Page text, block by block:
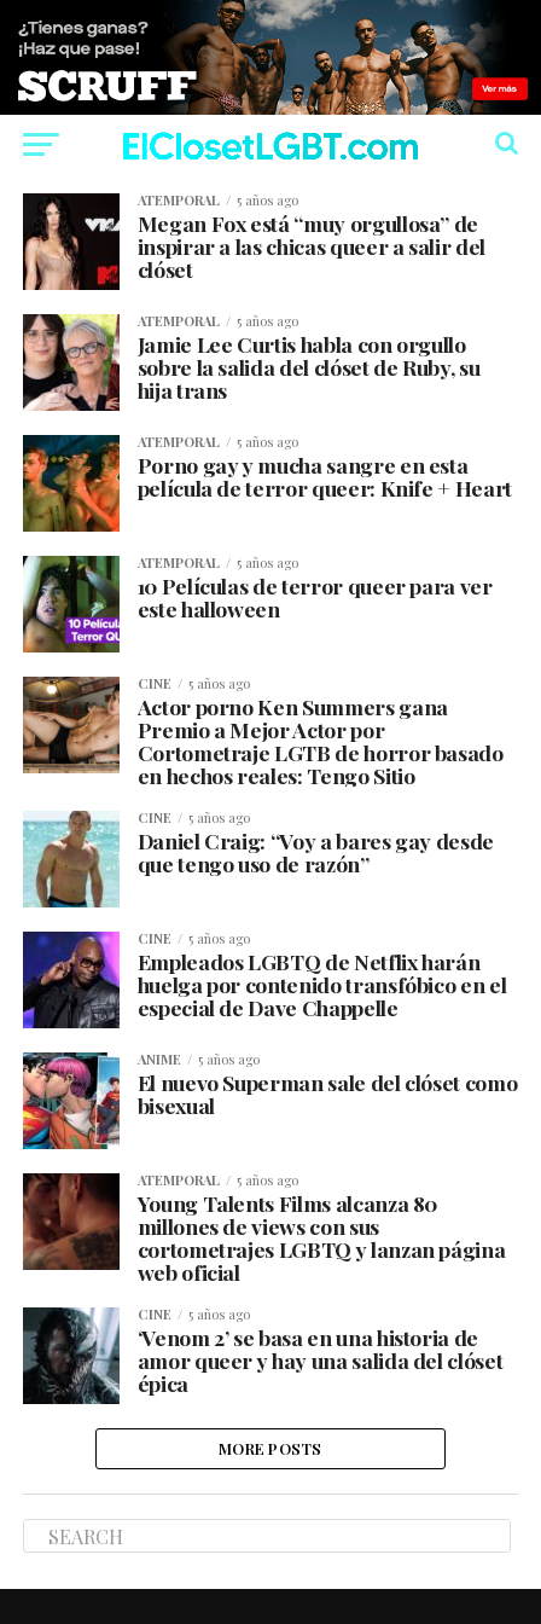
ATEMPORAL 5 años ago
Megan Fox está “muy orgullosa” de
inspirar a las chicas queer a salir del
clóset
ATEMPORAL 5 años ago
Jamie Lee Curtis habla con orgullo
sobre la salida del clóset de Ruby, su
hija trans
ATEMPORAL 5 años ago
Porno gay y mucha sangre en esta
película de terror queer: Knife + Heart
ATEMPORAL 5 años ago
10 Películas de terror queer para ver
este halloween
CINE 5 años ago
Actor porno Ken Summers gana
Premio a Mejor Actor por
Cortometraje LGTB de horror basado
en hechos reales: Tengo Sitio
CINE 5 años ago
Daniel Craig: “Voy a bares gay desde
que tengo uso de razón”
CINE 5 años ago
Empleados LGBTQ de Netflix harán
huelga por contenido transfóbico en el
especial de Dave Chappelle
ANIME 5 años ago
El nuevo Superman sale del clóset como
bisexual
ATEMPORAL 5 años ago
Young Talents Films alcanza 80
millones de views con sus
cortometrajes LGBTQ y lanzan página
web oficial
CINE 5 años ago
‘Venom 2’ se basa en una historia de
amor queer y hay una salida del clóset
épica
MORE POSTS